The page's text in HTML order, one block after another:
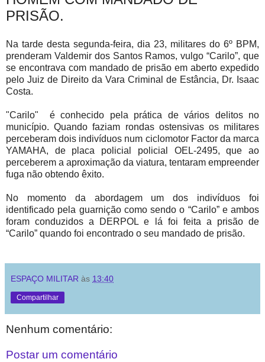
PRISÃO.
Na tarde desta segunda-feira, dia 23, militares do 6º BPM,
prenderam Valdemir dos Santos Ramos, vulgo “Carilo”, que
se encontrava com mandado de prisão em aberto expedido
pelo Juiz de Direito da Vara Criminal de Estância, Dr. Isaac
Costa.
"Carilo" é conhecido pela prática de vários delitos no
município. Quando faziam rondas ostensivas os militares
perceberam dois indivíduos num ciclomotor Factor da marca
YAMAHA, de placa policial policial OEL-2495, que ao
perceberem a aproximação da viatura, tentaram empreender
fuga não obtendo êxito.
No momento da abordagem um dos indivíduos foi
identificado pela guarnição como sendo o “Carilo” e ambos
foram conduzidos a DERPOL e lá foi feita a prisão de
“Carilo” quando foi encontrado o seu mandado de prisão.
ESPAÇO MILITAR às 13:40
Compartilhar
Nenhum comentário:
Postar um comentário